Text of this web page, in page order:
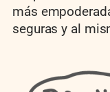
más
seguras y al